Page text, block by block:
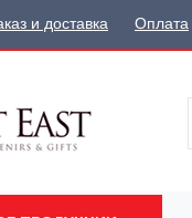
и доставка Оплата